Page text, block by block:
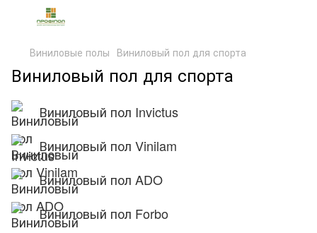
Виниловые полы Виниловый пол для спорта
Виниловый пол для спорта
Виниловый пол Invictus
Виниловый пол Vinilam
Виниловый пол ADO
Виниловый пол Forbo